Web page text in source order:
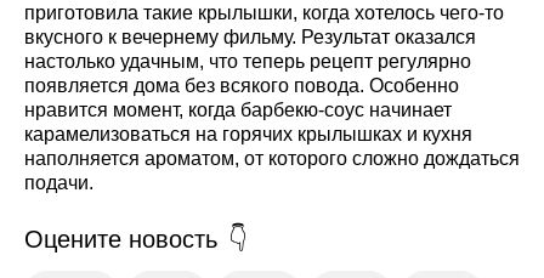
приготовила такие крылышки, когда хотелось чего-то
вкусного к вечернему фильму. Результат оказался
настолько удачным, что теперь рецепт регулярно
появляется дома без всякого повода. Особенно
нравится момент, когда барбекю-соус начинает
карамелизоваться на горячих крылышках и кухня
наполняется ароматом, от которого сложно дождаться
подачи.
Оцените новость